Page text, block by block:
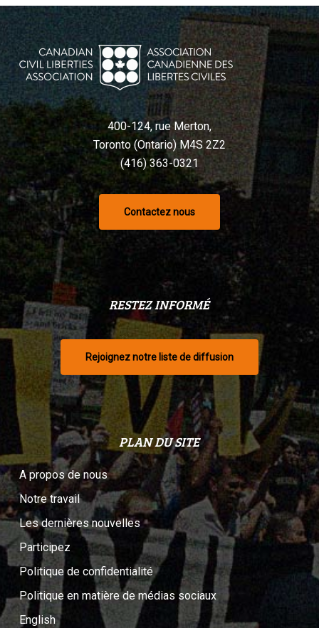
400-124, rue Merton,
Toronto (Ontario) M4S 2Z2
(416) 363-0321
Contactez nous
RESTEZ INFORMÉ
Rejoignez notre liste de diffusion
PLAN DU SITE
A propos de nous
Notre travail
Les dernières nouvelles
Participez
Politique de confidentialité
Politique en matière de médias sociaux
English